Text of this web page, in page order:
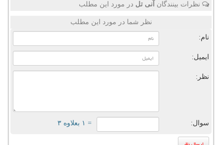
نظرات بینندگان آنی تل در مورد این مطلب
نظر شما در مورد این مطلب
نام:
ایمیل:
نظر:
سوال: = ۱ بعلاوه ۳